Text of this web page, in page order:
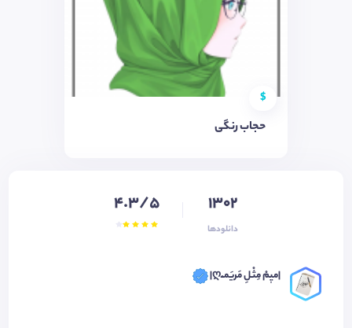
$
حجاب رنگی
1302
دانلودها
4.3/5
|میٖمْ مِثْـلِ مَریَمـْـღ|